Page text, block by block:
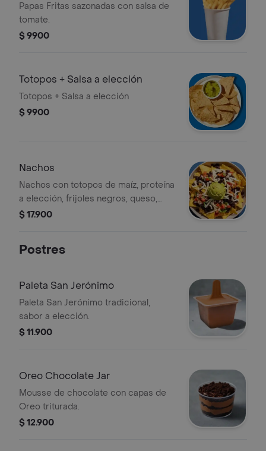
Papas Fritas sazonadas con salsa de
tomate.
$ 9900
Totopos + Salsa a elección
Totopos + Salsa a elección
$ 9900
Nachos
Nachos con totopos de maíz, proteína
a elección, frijoles negros, queso,
guacamole y pico de gallo.
$ 17.900
Postres
Paleta San Jerónimo
Paleta San Jerónimo tradicional,
sabor a elección.
$ 11.900
Oreo Chocolate Jar
Mousse de chocolate con capas de
Oreo triturada.
$ 12.900